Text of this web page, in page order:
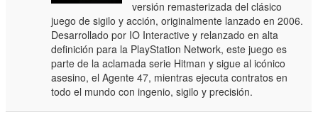
versión remasterizada del clásico
juego de sigilo y acción, originalmente lanzado en 2006.
Desarrollado por IO Interactive y relanzado en alta
definición para la PlayStation Network, este juego es
parte de la aclamada serie Hitman y sigue al icónico
asesino, el Agente 47, mientras ejecuta contratos en
todo el mundo con ingenio, sigilo y precisión.